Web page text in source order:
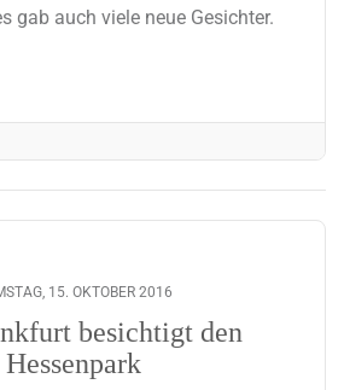
gab auch viele neue Gesichter.
15. OKTOBER 2016
besichtigt den
Hessenpark